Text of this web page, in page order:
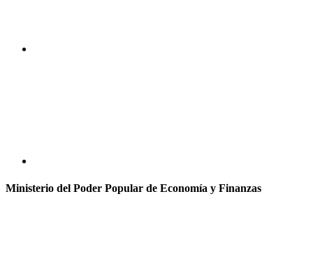
Ministerio del Poder Popular de Economía y Finanzas